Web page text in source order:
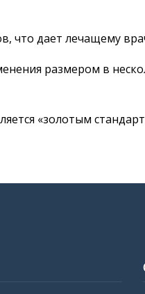
что дает лечащему
размером в
«золотым